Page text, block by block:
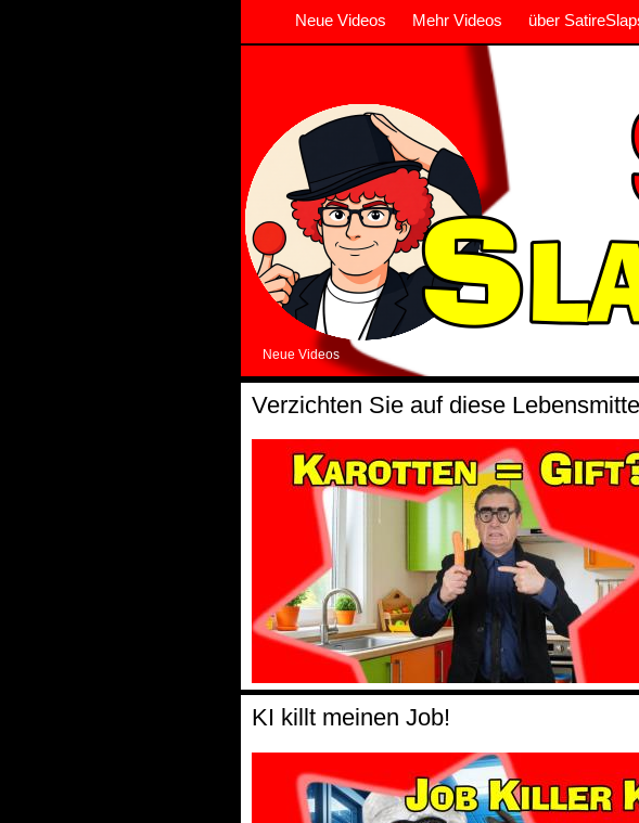
Neue Videos Mehr Videos über
Neue Videos
Verzichten Sie auf diese
KI killt meinen Job!